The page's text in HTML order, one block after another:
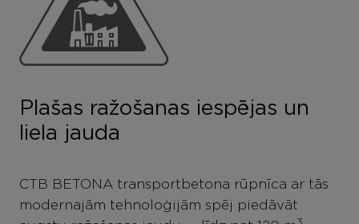
Plašas ražošanas iespējas un
liela jauda
CTB BETONA transportbetona rūpnīca ar tās
modernajām tehnoloģijām spēj piedāvāt